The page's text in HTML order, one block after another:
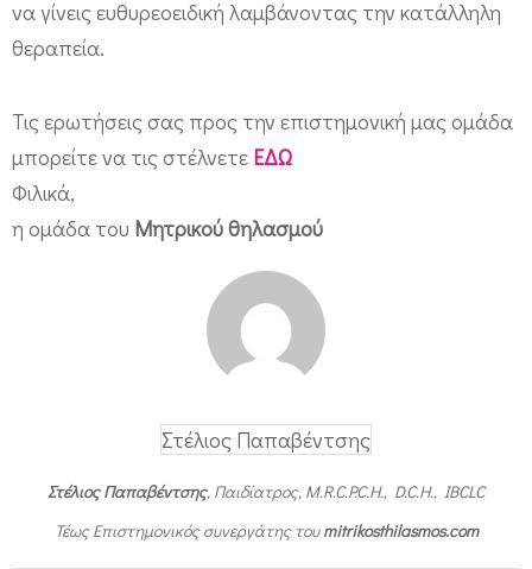
να γίνεις ευθυρεοειδική λαμβάνοντας την κατάλληλη
θεραπεία.
Τις ερωτήσεις σας προς την επιστημονική μας ομάδα
μπορείτε να τις στέλνετε ΕΔΩ
Φιλικά,
η ομάδα του Μητρικού θηλασμού
Στέλιος Παπαβέντσης
Στέλιος Παπαβέντσης, Παιδίατρος, M.R.C.P.C.H., D.C.H., IBCLC
Τέως Επιστημονικός συνεργάτης τουmitrikosthilasmos.com